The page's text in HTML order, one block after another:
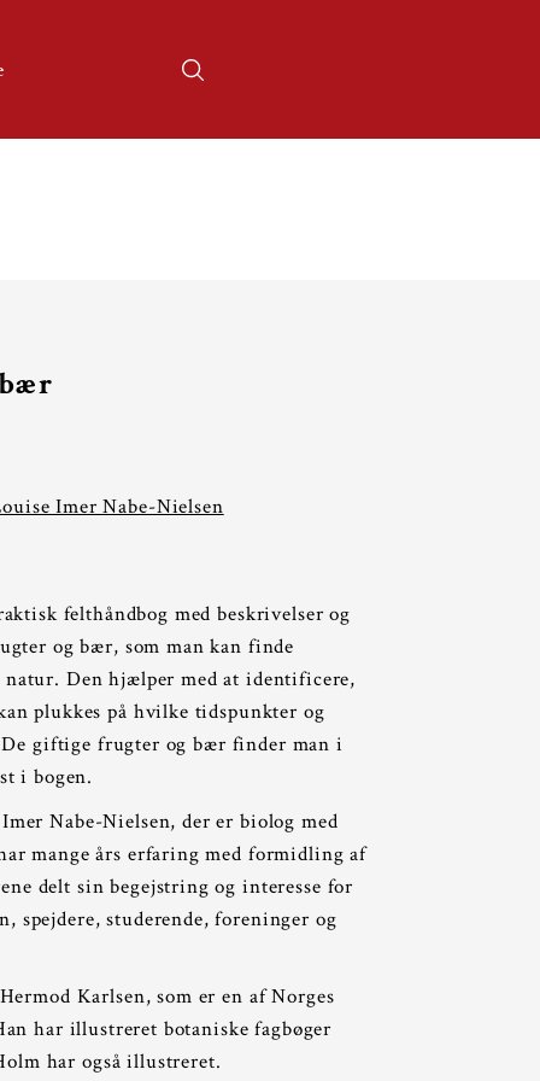
Imer Nabe-Nielsen
felthåndbog med beskrivelser og
og bær, som man kan finde
natur. Den hjælper med at identificere,
plukkes på hvilke tidspunkter og
giftige frugter og bær finder man i
i bogen.
Nabe-Nielsen, der er biolog med
mange års erfaring med formidling af
delt sin begejstring og interesse for
spejdere, studerende, foreninger og
Karlsen, som er en af Norges
har illustreret botaniske fagbøger
har også illustreret.